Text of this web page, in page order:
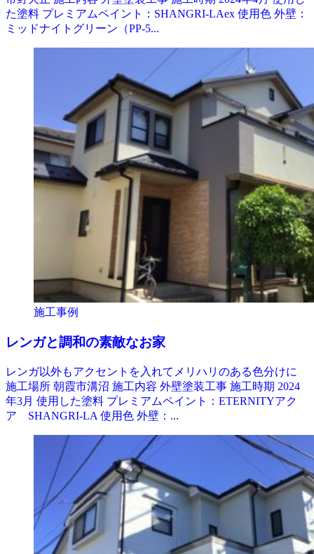
た塗料 プレミアムペイント：SHANGRI-LAex 使用色 外壁：
ミッドナイトグリーン（PP-5...
施工事例
レンガと調和の素敵なお家
レンガ以外もアクセントを入れてメリハリのある色分けに
施工場所 朝霞市溝沼 施工内容 外壁塗装工事 施工時期 2024
年3月 使用した塗料 プレミアムペイント：ETERNITYアク
ア SHANGRI-LA 使用色 外壁：...